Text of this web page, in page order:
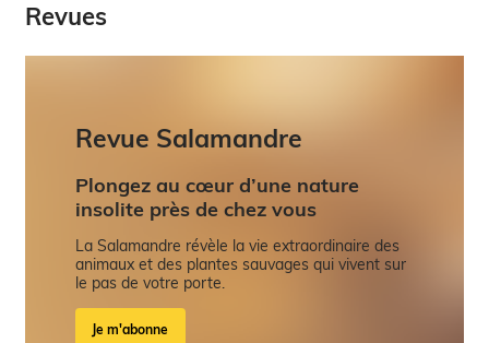
Revues
Revue Salamandre
Plongez au cœur d’une nature
insolite près de chez vous
La Salamandre révèle la vie extraordinaire des
animaux et des plantes sauvages qui vivent sur
le pas de votre porte.
Je m'abonne